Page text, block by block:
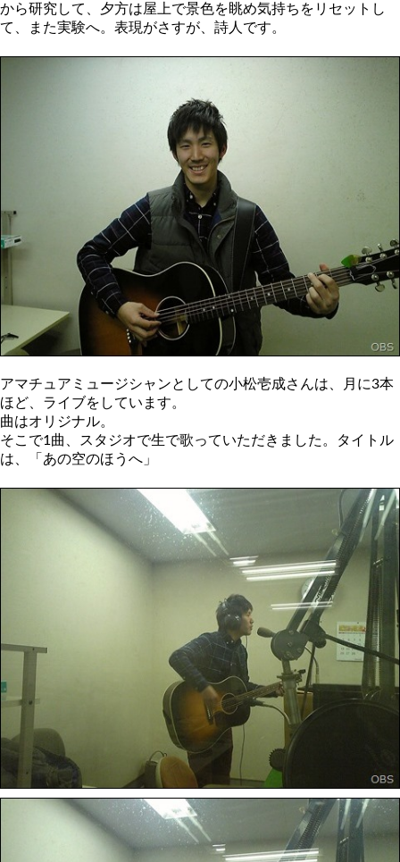
から研究して、夕方は屋上で景色を眺め気持ちをリセットし
て、また実験へ。表現がさすが、詩人です。
アマチュアミュージシャンとしての小松壱成さんは、月に3本
ほど、ライブをしています。
曲はオリジナル。
そこで1曲、スタジオで生で歌っていただきました。タイトル
は、「あの空のほうへ」